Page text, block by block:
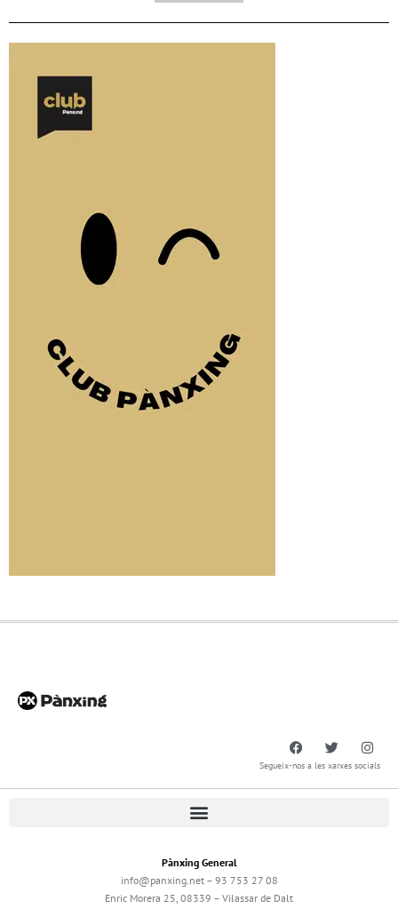
Segueix-nos a les xarxes socials
Pànxing General
info@panxing.net – 93 753 27 08
Enric Morera 25, 08339 – Vilassar de Dalt